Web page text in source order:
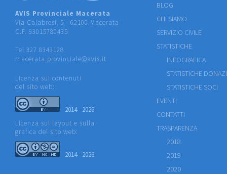
AVIS Provinciale Macerata
Via Calabresi, 5 - 62100 Macerata
C.F. 93015780435
Tel 327 8343128
macerata.provinciale@avis.it
Licenza sui contenuti
del sito web:
2014 - 2026
Licenza sul layout e sulla
grafica del sito web:
2014 - 2026
BLOG
CHI SIAMO
SERVIZIO CIVILE
STATISTICHE
INFOGRAFICA
STATISTICHE
STATISTICHE SOCI
EVENTI
CONTATTI
TRASPARENZA
2018
2019
2020